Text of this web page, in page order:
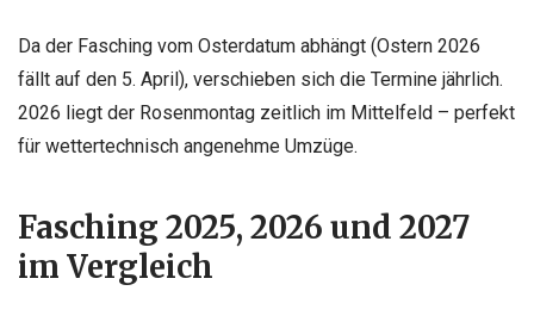
Da der Fasching vom Osterdatum abhängt (Ostern 2026
fällt auf den 5. April), verschieben sich die Termine jährlich.
2026 liegt der Rosenmontag zeitlich im Mittelfeld – perfekt
für wettertechnisch angenehme Umzüge.
Fasching 2025, 2026 und 2027
im Vergleich